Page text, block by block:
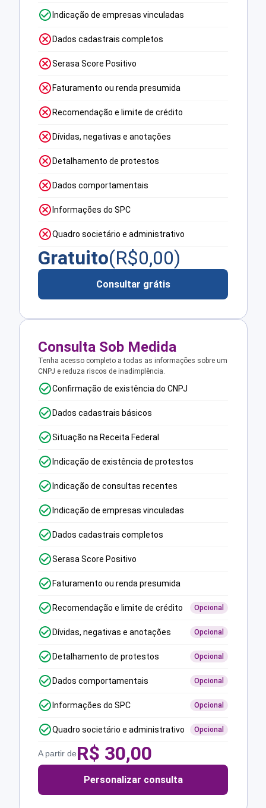
Indicação de empresas vinculadas
Dados cadastrais completos
Serasa Score Positivo
Faturamento ou renda presumida
Recomendação e limite de crédito
Dívidas, negativas e anotações
Detalhamento de protestos
Dados comportamentais
Informações do SPC
Quadro societário e administrativo
Gratuito(R$0,00)
Consultar grátis
Consulta Sob Medida
Tenha acesso completo a todas as informações sobre um
CNPJ e reduza riscos de inadimplência.
Confirmação de existência do CNPJ
Dados cadastrais básicos
Situação na Receita Federal
Indicação de existência de protestos
Indicação de consultas recentes
Indicação de empresas vinculadas
Dados cadastrais completos
Serasa Score Positivo
Faturamento ou renda presumida
Recomendação e limite de crédito Opcional
Dívidas, negativas e anotações Opcional
Detalhamento de protestos Opcional
Dados comportamentais Opcional
Informações do SPC Opcional
Quadro societário e administrativo Opcional
A partir deR$ 30,00
Personalizar consulta